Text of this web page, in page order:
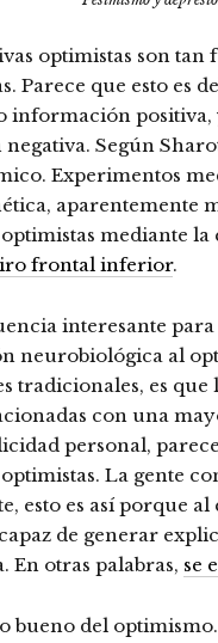
optimistas son
Parece que esto es
información
Según
Experimentos
aparentemente
mediante
frontal inferior.
interesante
neurobiológica al
tradicionales, es que
con una
personal,
La gente
esto es así porque
de generar
En otras palabras, se
bueno del